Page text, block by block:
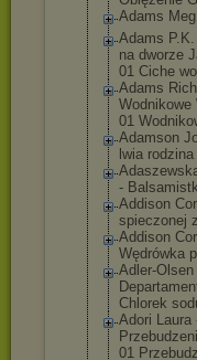
Adams
Adams
na dworze
01 Ciche
Adams
Wodnikowe
01
Adamson
lwia rodzina
-
Addison
spieczonej
Addison
Wędrówka
Adler-
Chlorek
Adori Laura
01